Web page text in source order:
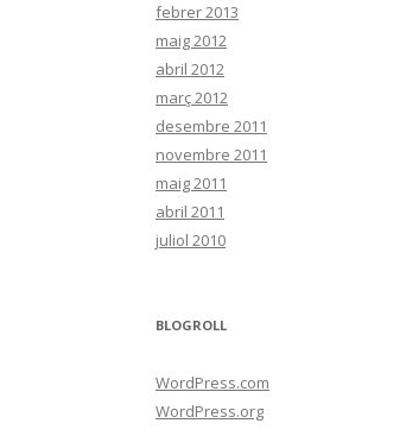
febrer 2013
maig 2012
abril 2012
març 2012
desembre 2011
novembre 2011
maig 2011
abril 2011
juliol 2010
BLOGROLL
WordPress.com
WordPress.org